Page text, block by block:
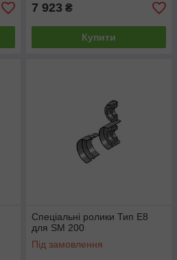
7 923 ₴
Купити
Спеціальні ролики Тип E8
для SM 200
Під замовлення